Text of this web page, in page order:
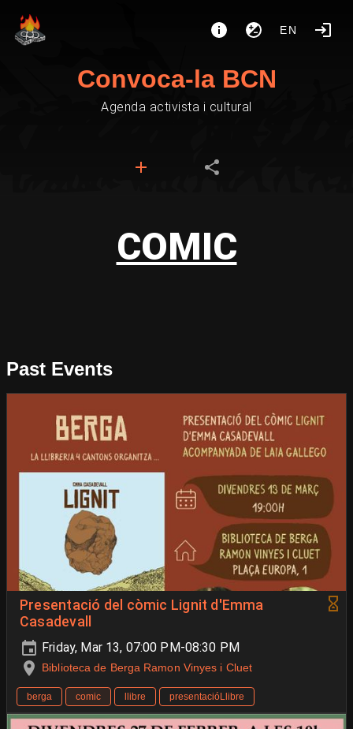
EN
Convoca-la BCN
Agenda activista i cultural
COMIC
Past Events
Presentació del còmic Lignit d'Emma
Casadevall
Friday, Mar 13, 07:00 PM-08:30 PM
Biblioteca de Berga Ramon Vinyes i Cluet
berga comic llibre presentacióLlibre